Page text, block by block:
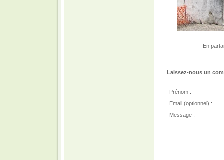
En
Laissez-nous un
Prénom :
Email (optionnel) :
Message :